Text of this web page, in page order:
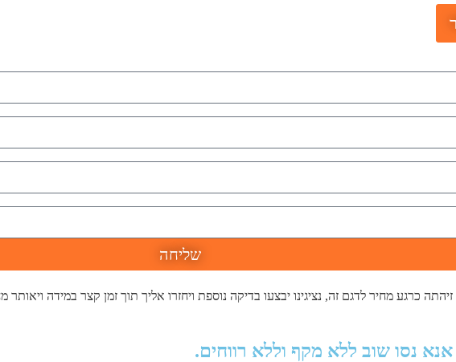
שליחה
כרגע מחיר לדגם זה, נציגינו יבצעו בדיקה נוספת ויחזרו אליך תוך זמן קצר במידה ויאותר
אנא נסו שוב ללא מקף וללא רווחים.